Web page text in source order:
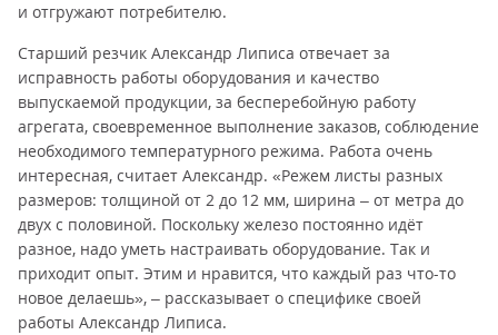
и отгружают потребителю.
Старший резчик Александр Липиса отвечает за
исправность работы оборудования и качество
выпускаемой продукции, за бесперебойную работу
агрегата, своевременное выполнение заказов, соблюдение
необходимого температурного режима. Работа очень
интересная, считает Александр. «Режем листы разных
размеров: толщиной от 2 до 12 мм, ширина – от метра до
двух с половиной. Поскольку железо постоянно идёт
разное, надо уметь настраивать оборудование. Так и
приходит опыт. Этим и нравится, что каждый раз что-то
новое делаешь», – рассказывает о специфике своей
работы Александр Липиса.